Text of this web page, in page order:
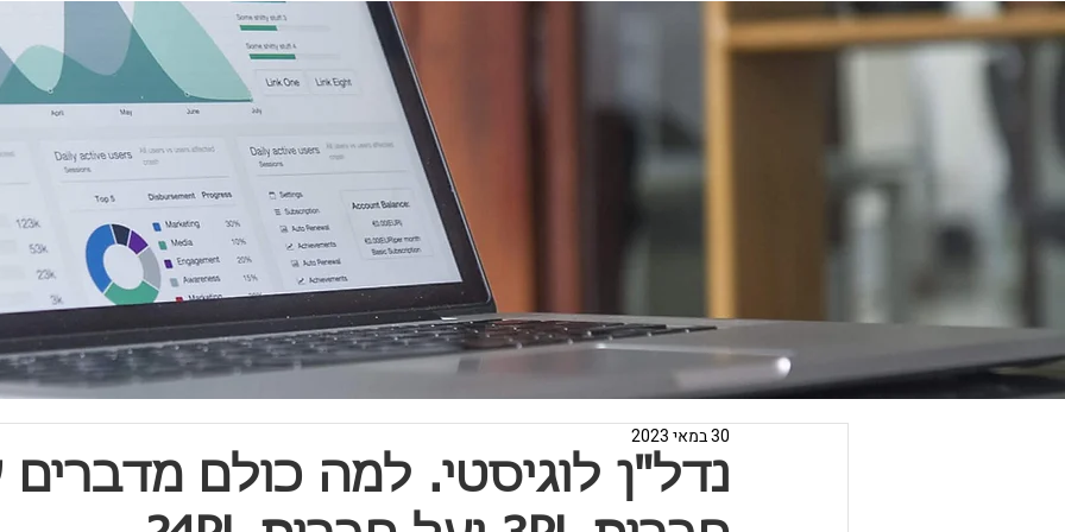
נדל"ן לוגיסטי. למה כולם
30 במאי 2023